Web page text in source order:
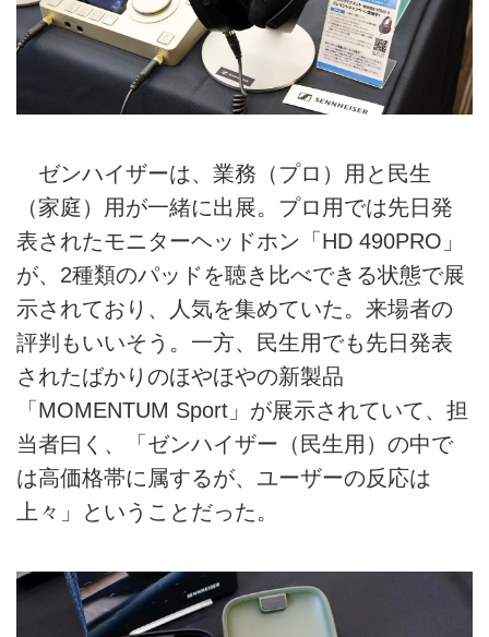
ゼンハイザーは、業務（プロ）用と民生
（家庭）用が一緒に出展。プロ用では先日発
表されたモニターヘッドホン「HD 490PRO」
が、2種類のパッドを聴き比べできる状態で展
示されており、人気を集めていた。来場者の
評判もいいそう。一方、民生用でも先日発表
されたばかりのほやほやの新製品
「MOMENTUM Sport」が展示されていて、担
当者曰く、「ゼンハイザー（民生用）の中で
は高価格帯に属するが、ユーザーの反応は
上々」ということだった。